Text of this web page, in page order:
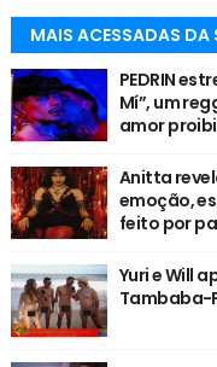
MAIS ACESSADAS DA
PEDRIN
Mí”, um
amor
Anitta
emoção,
feito por
Yuri e Will
Tambaba-